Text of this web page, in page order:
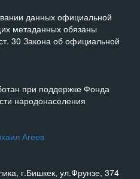
данных официальной
метаданных обязаны
30 Закона об официальной
при поддержке Фонда
народонаселения
Агеев
г.Бишкек, ул.Фрунзе, 374